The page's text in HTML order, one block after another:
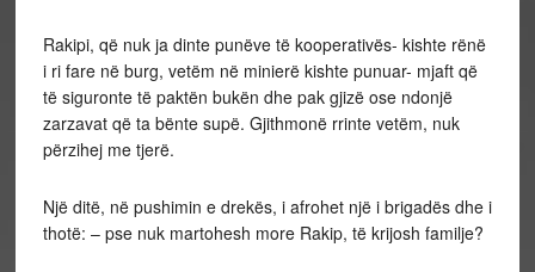
Rakipi, që nuk ja dinte punëve të kooperativës- kishte rënë
i ri fare në burg, vetëm në minierë kishte punuar- mjaft që
të siguronte të paktën bukën dhe pak gjizë ose ndonjë
zarzavat që ta bënte supë. Gjithmonë rrinte vetëm, nuk
përzihej me tjerë.
Një ditë, në pushimin e drekës, i afrohet një i brigadës dhe i
thotë: – pse nuk martohesh more Rakip, të krijosh familje?